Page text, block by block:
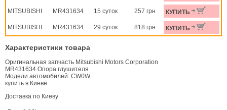
MITSUBISHI MR431634 15 суток 257 грн КУПИТЬ
MITSUBISHI MR431634 29 суток 818 грн КУПИТЬ
Характеристики товара
Оригинальная запчасть Mitsubishi Motors Corporation
MR431634 Опора глушителя
Модели автомобилей: CW0W
купить в Киеве
Доставка по Киеву